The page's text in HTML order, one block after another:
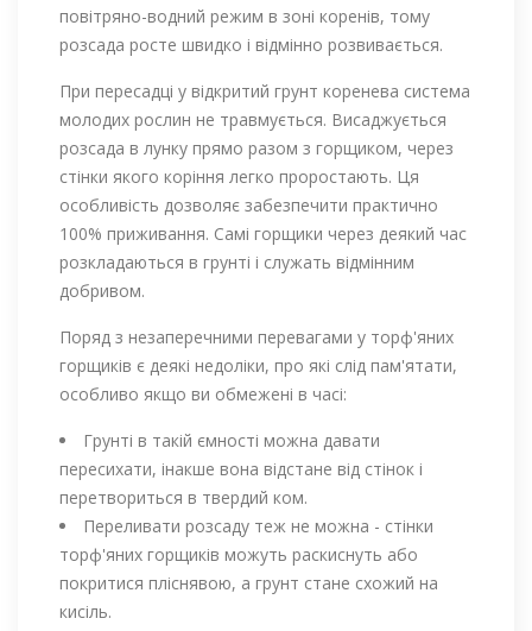
повітряно-водний режим в зоні коренів, тому
розсада росте швидко і відмінно розвивається.
При пересадці у відкритий грунт коренева система
молодих рослин не травмується. Висаджується
розсада в лунку прямо разом з горщиком, через
стінки якого коріння легко проростають. Ця
особливість дозволяє забезпечити практично
100% приживання. Самі горщики через деякий час
розкладаються в грунті і служать відмінним
добривом.
Поряд з незаперечними перевагами у торф'яних
горщиків є деякі недоліки, про які слід пам'ятати,
особливо якщо ви обмежені в часі:
Грунті в такій ємності можна давати
пересихати, інакше вона відстане від стінок і
перетвориться в твердий ком.
Переливати розсаду теж не можна - стінки
торф'яних горщиків можуть раскиснуть або
покритися пліснявою, а грунт стане схожий на
кисіль.